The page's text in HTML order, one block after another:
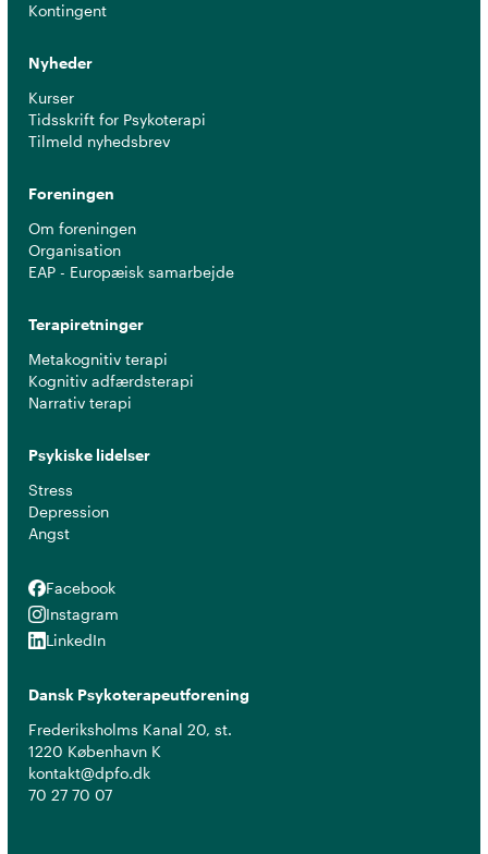
Kontingent
Nyheder
Kurser
Tidsskrift for Psykoterapi
Tilmeld nyhedsbrev
Foreningen
Om foreningen
Organisation
EAP - Europæisk samarbejde
Terapiretninger
Metakognitiv terapi
Kognitiv adfærdsterapi
Narrativ terapi
Psykiske lidelser
Stress
Depression
Angst
Facebook
Facebook
Instagram
Instagram
LinkedIn
LinkedIn
Dansk Psykoterapeutforening
Frederiksholms Kanal 20, st.
1220 København K
kontakt@dpfo.dk
70 27 70 07